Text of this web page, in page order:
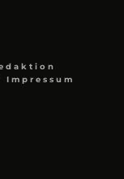
Impressum